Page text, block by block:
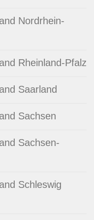
Nordrhein-
Rheinland-Pfalz
Saarland
Sachsen
Sachsen-
Schleswig